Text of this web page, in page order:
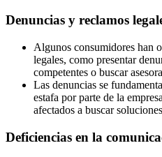
Denuncias y reclamos
Algunos consumidores han
legales, como presentar
competentes o buscar
Las denuncias se
estafa por parte de la
afectados a buscar
Deficiencias en la